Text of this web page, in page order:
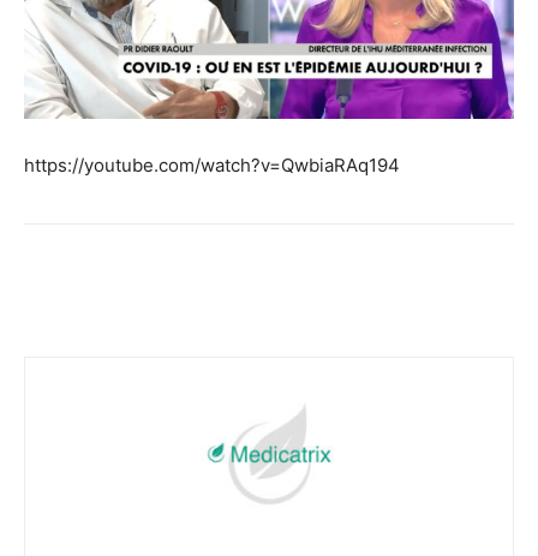
https://youtube.com/watch?v=QwbiaRAq194